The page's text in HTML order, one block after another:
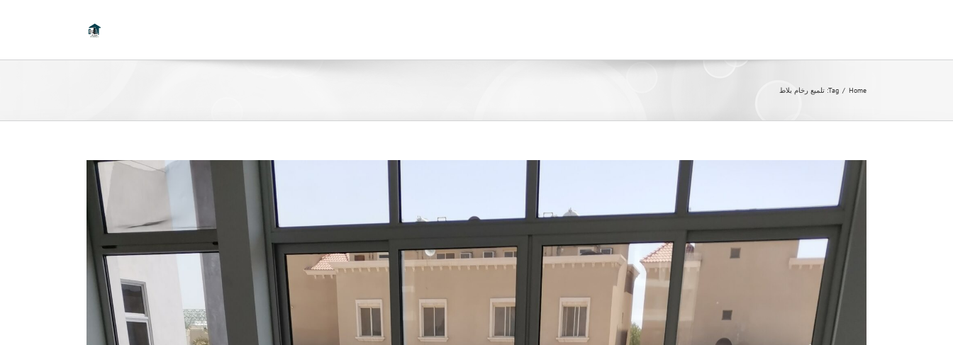
Home
/
Tag: تلميع رخام بلاط